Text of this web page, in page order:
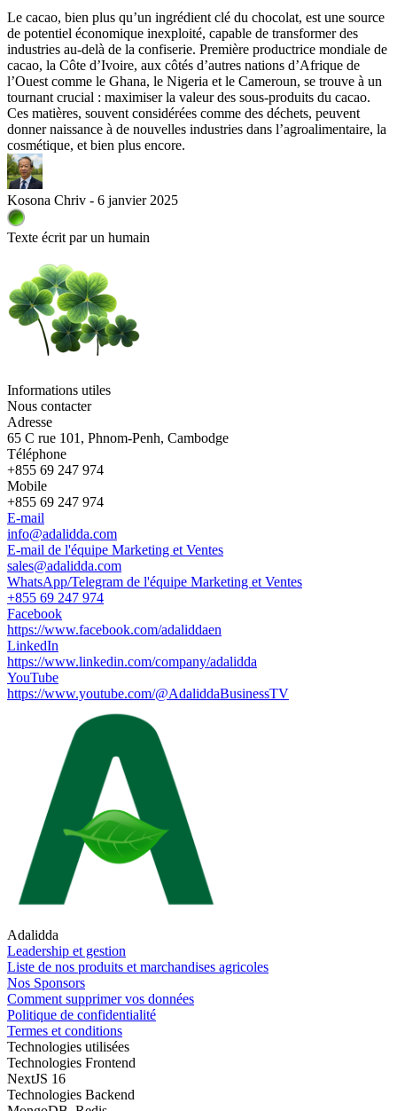
Le cacao, bien plus qu’un ingrédient clé du chocolat, est une source
de potentiel économique inexploité, capable de transformer des
industries au-delà de la confiserie. Première productrice mondiale de
cacao, la Côte d’Ivoire, aux côtés d’autres nations d’Afrique de
l’Ouest comme le Ghana, le Nigeria et le Cameroun, se trouve à un
tournant crucial : maximiser la valeur des sous-produits du cacao.
Ces matières, souvent considérées comme des déchets, peuvent
donner naissance à de nouvelles industries dans l’agroalimentaire, la
cosmétique, et bien plus encore.
Kosona Chriv - 6 janvier 2025
Texte écrit par un humain
Informations utiles
Nous contacter
Adresse
65 C rue 101, Phnom-Penh, Cambodge
Téléphone
+855 69 247 974
Mobile
+855 69 247 974
E-mail
info@adalidda.com
E-mail de l'équipe Marketing et Ventes
sales@adalidda.com
WhatsApp/Telegram de l'équipe Marketing et Ventes
+855 69 247 974
Facebook
https://www.facebook.com/adaliddaen
LinkedIn
https://www.linkedin.com/company/adalidda
YouTube
https://www.youtube.com/@AdaliddaBusinessTV
Adalidda
Leadership et gestion
Liste de nos produits et marchandises agricoles
Nos Sponsors
Comment supprimer vos données
Politique de confidentialité
Termes et conditions
Technologies utilisées
Technologies Frontend
NextJS 16
Technologies Backend